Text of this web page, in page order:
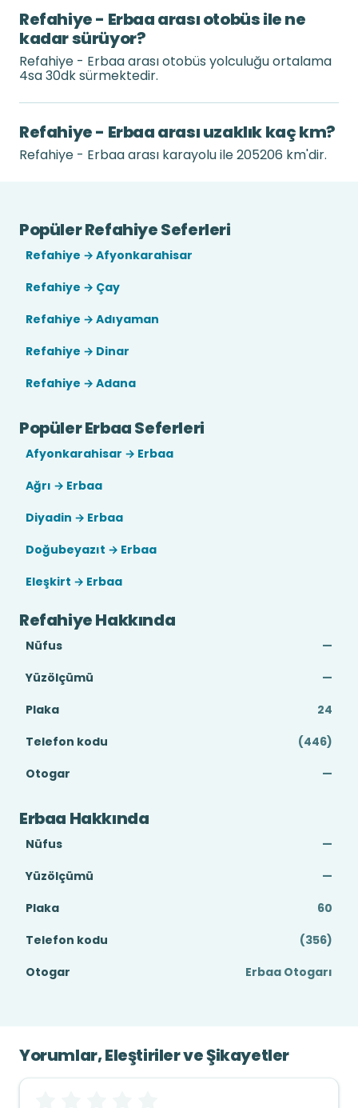
Refahiye - Erbaa arası otobüs ile ne
kadar sürüyor?
Refahiye - Erbaa arası otobüs yolculuğu ortalama
4sa 30dk sürmektedir.
Refahiye - Erbaa arası uzaklık kaç km?
Refahiye - Erbaa arası karayolu ile 205206 km'dir.
Popüler Refahiye Seferleri
Refahiye → Afyonkarahisar
Refahiye → Çay
Refahiye → Adıyaman
Refahiye → Dinar
Refahiye → Adana
Popüler Erbaa Seferleri
Afyonkarahisar → Erbaa
Ağrı → Erbaa
Diyadin → Erbaa
Doğubeyazıt → Erbaa
Eleşkirt → Erbaa
Refahiye Hakkında
Nüfus
—
Yüzölçümü
—
Plaka
24
Telefon kodu
(446)
Otogar
—
Erbaa Hakkında
Nüfus
—
Yüzölçümü
—
Plaka
60
Telefon kodu
(356)
Otogar
Erbaa Otogarı
Yorumlar, Eleştiriler ve Şikayetler